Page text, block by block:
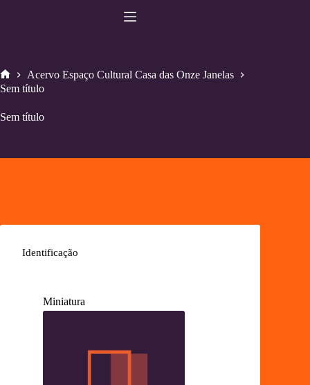
Home
Acervo Espaço Cultural Casa das Onze Janelas
Sem título
Sem título
Identificação
Miniatura